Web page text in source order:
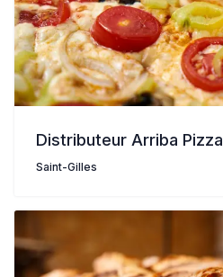
Distributeur Arriba Pizza
Saint-Gilles